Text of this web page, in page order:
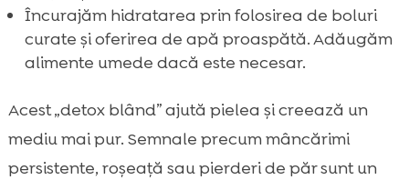
Încurajăm hidratarea prin folosirea de boluri
curate și oferirea de apă proaspătă. Adăugăm
alimente umede dacă este necesar.
Acest „detox blând” ajută pielea și creează un
mediu mai pur. Semnale precum mâncărimi
persistente, roșeață sau pierderi de păr sunt un